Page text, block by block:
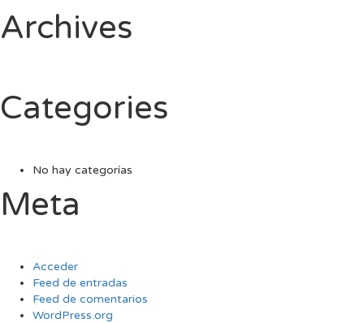
Archives
Categories
No hay categorías
Meta
Acceder
Feed de entradas
Feed de comentarios
WordPress.org